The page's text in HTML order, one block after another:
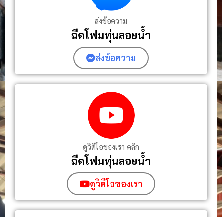
ส่งข้อความ
ฉีดโฟมทุ่นลอยน้ำ
ส่งข้อความ
ดูวิดีโอของเรา คลิก
ฉีดโฟมทุ่นลอยน้ํา
ดูวิดีโอของเรา